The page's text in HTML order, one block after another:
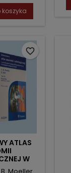
ATLAS
W
favorite_border